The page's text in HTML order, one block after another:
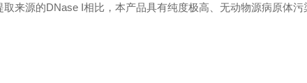
来源的DNase I相比，本产品具有纯度极高、无动物源病原体